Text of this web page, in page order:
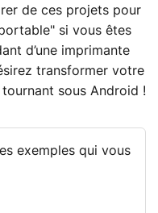
de ces projets pour
si vous êtes
d’une imprimante
transformer votre
sous Android !
exemples qui vous